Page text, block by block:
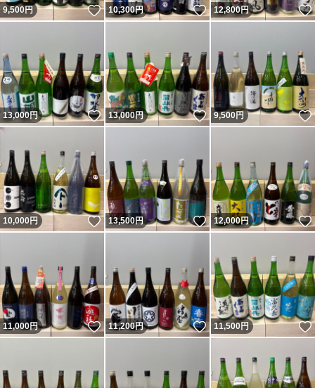
9,500円 いいね！
10,300円 いいね！
12,800円
13,000円 いいね！
13,000円 いいね！
9,500円
10,000円 いいね！
13,500円 いいね！
12,000円
11,000円 いいね！
11,200円 いいね！
11,500円